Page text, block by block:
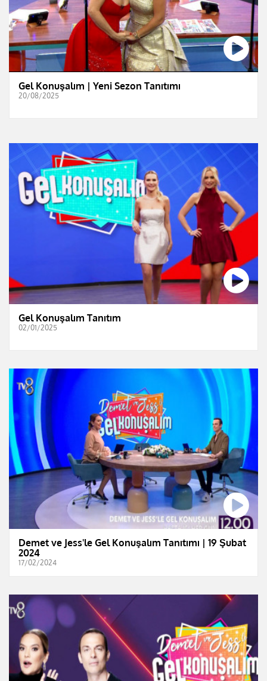
Gel Konuşalım | Yeni Sezon Tanıtımı
20/08/2025
Gel Konuşalım Tanıtım
02/01/2025
Demet ve Jess'le Gel Konuşalım Tanıtımı | 19 Şubat
2024
17/02/2024